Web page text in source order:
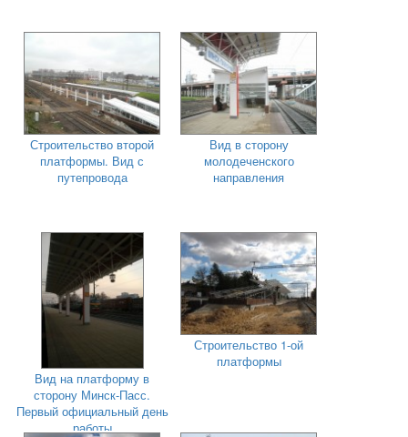
Строительство второй
платформы. Вид с
путепровода
Вид в сторону
молодеченского
направления
Вид на платформу в
сторону Минск-Пасс.
Первый официальный день
работы
Строительство 1-ой
платформы